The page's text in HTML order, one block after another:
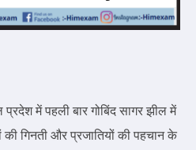
में पहली बार गोबिंद सागर झील में
गिनती और प्रजातियों की पहचान के